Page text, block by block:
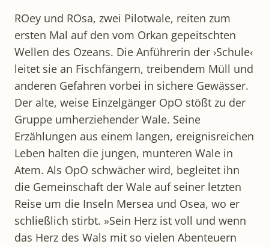
ROey und ROsa, zwei Pilotwale, reiten zum
ersten Mal auf den vom Orkan gepeitschten
Wellen des Ozeans. Die Anführerin der ›Schule‹
leitet sie an Fischfängern, treibendem Müll und
anderen Gefahren vorbei in sichere Gewässer.
Der alte, weise Einzelgänger OpO stößt zu der
Gruppe umherziehender Wale. Seine
Erzählungen aus einem langen, ereignisreichen
Leben halten die jungen, munteren Wale in
Atem. Als OpO schwächer wird, begleitet ihn
die Gemeinschaft der Wale auf seiner letzten
Reise um die Inseln Mersea und Osea, wo er
schließlich stirbt. »Sein Herz ist voll und wenn
das Herz des Wals mit so vielen Abenteuern